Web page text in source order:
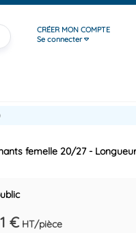
CRÉER MON COMPTE
Se connecter
femelle 20/27 -
€HT/pièce